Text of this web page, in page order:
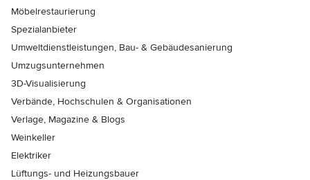
Möbelrestaurierung
Spezialanbieter
Umweltdienstleistungen, Bau- & Gebäudesanierung
Umzugsunternehmen
3D-Visualisierung
Verbände, Hochschulen & Organisationen
Verlage, Magazine & Blogs
Weinkeller
Elektriker
Lüftungs- und Heizungsbauer